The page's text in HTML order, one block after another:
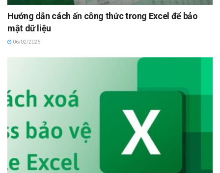
Hướng dẫn cách ẩn công thức trong Excel để bảo
mật dữ liệu
06/02/2026